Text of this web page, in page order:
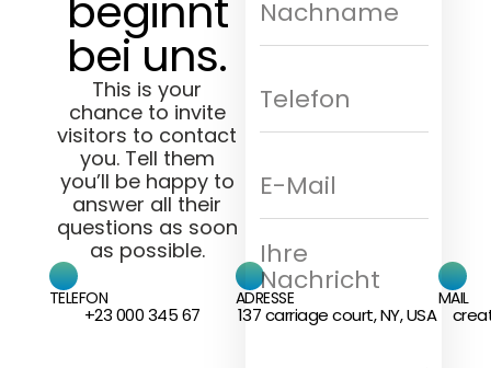
bei uns.
This is your
chance to invite
visitors to contact
you. Tell them
you’ll be happy to
answer all their
questions as soon
as possible.
TELEFON
+23 000 345 67
ADRESSE
137 carriage court, NY, USA
MAIL